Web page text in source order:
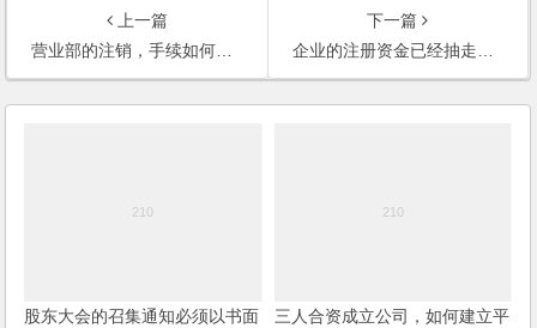
上一篇
营业部的注销，手续如何办理？债务该如何处置？债权人有权申请公司破产吗？
下一篇
企业的注册资金已经抽走，企业解散注销时，是否需要补回来？
股东大会的召集通知必须以书面
三人合资成立公司，如何建立平